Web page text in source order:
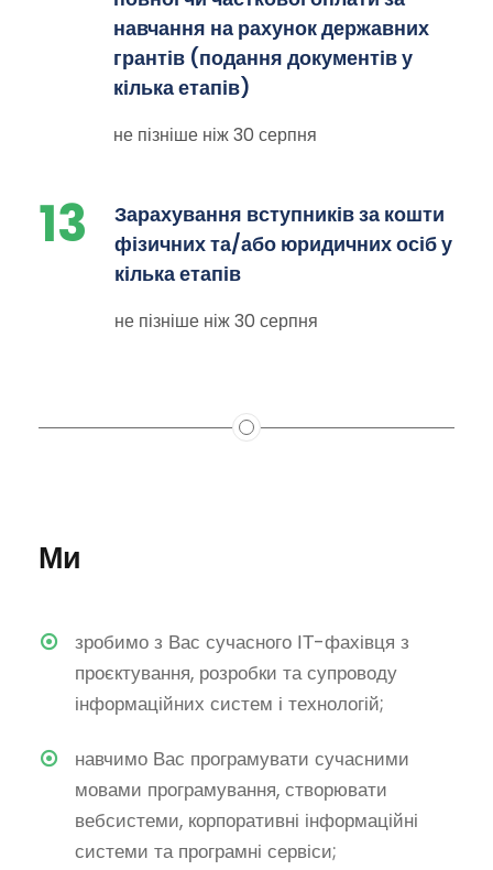
навчання на рахунок державних
грантів (подання документів у
кілька етапів)
не пізніше ніж 30 серпня
13
Зарахування вступників за кошти
фізичних та/або юридичних осіб у
кілька етапів
не пізніше ніж 30 серпня
Ми
зробимо з Вас сучасного ІТ-фахівця з
проєктування, розробки та супроводу
інформаційних систем і технологій;
навчимо Вас програмувати сучасними
мовами програмування, створювати
вебсистеми, корпоративні інформаційні
системи та програмні сервіси;